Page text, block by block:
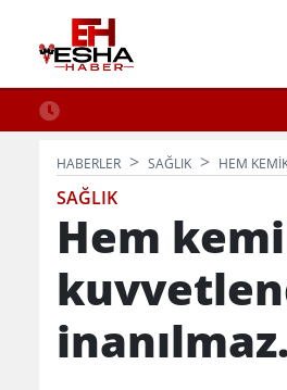
HABERLER SAĞLIK HEM
SAĞLIK
Hem